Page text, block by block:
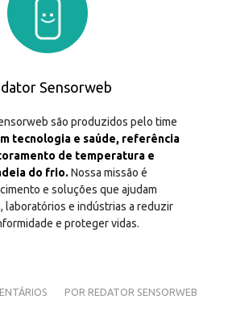
Sensorweb
são produzidos pelo time
tecnologia e saúde, referência
de temperatura e
do frio. Nossa missão é
e soluções que ajudam
laboratórios e indústrias a reduzir
e proteger vidas.
/ POR REDATOR SENSORWEB